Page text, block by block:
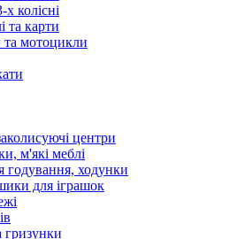
колісні
та карти
мотоцикли
центри
м'які меблі
годування, ходунки
для іграшок
гризунки